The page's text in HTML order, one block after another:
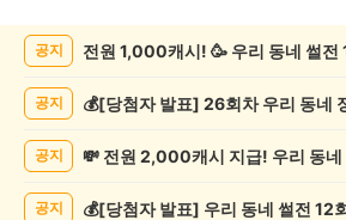
공지 전원 1,000캐시! 🥳 우리 동네 썰
공지
공지
공지